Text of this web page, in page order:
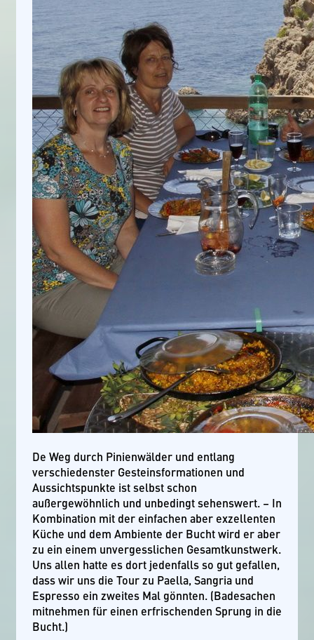
De Weg durch Pinienwälder und entlang
verschiedenster Gesteinsformationen und
Aussichtspunkte ist selbst schon
außergewöhnlich und unbedingt sehenswert. – In
Kombination mit der einfachen aber exzellenten
Küche und dem Ambiente der Bucht wird er aber
zu ein einem unvergesslichen Gesamtkunstwerk.
Uns allen hatte es dort jedenfalls so gut gefallen,
dass wir uns die Tour zu Paella, Sangria und
Espresso ein zweites Mal gönnten. (Badesachen
mitnehmen für einen erfrischenden Sprung in die
Bucht.)